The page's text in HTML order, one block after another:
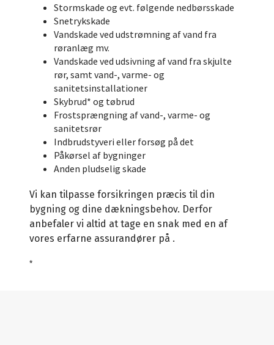
Stormskade og evt. følgende nedbørsskade
Snetrykskade
Vandskade ved udstrømning af vand fra
røranlæg mv.
Vandskade ved udsivning af vand fra skjulte
rør, samt vand-, varme- og
sanitetsinstallationer
Skybrud* og tøbrud
Frostsprængning af vand-, varme- og
sanitetsrør
Indbrudstyveri eller forsøg på det
Påkørsel af bygninger
Anden pludselig skade
Vi kan tilpasse forsikringen præcis til din
bygning og dine dækningsbehov. Derfor
anbefaler vi altid at tage en snak med en af
vores erfarne assurandører på .
*